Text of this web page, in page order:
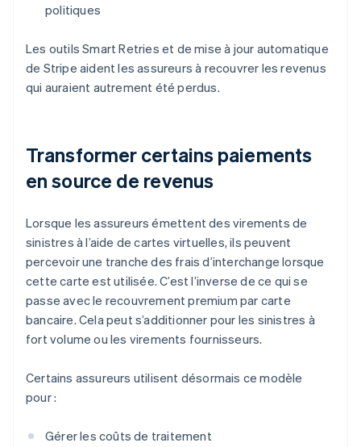
politiques
Les outils Smart Retries et de mise à jour automatique
de Stripe aident les assureurs à recouvrer les revenus
qui auraient autrement été perdus.
Transformer certains paiements
en source de revenus
Lorsque les assureurs émettent des virements de
sinistres à l’aide de cartes virtuelles, ils peuvent
percevoir une tranche des frais d’interchange lorsque
cette carte est utilisée. C’est l’inverse de ce qui se
passe avec le recouvrement premium par carte
bancaire. Cela peut s’additionner pour les sinistres à
fort volume ou les virements fournisseurs.
Certains assureurs utilisent désormais ce modèle
pour :
Gérer les coûts de traitement